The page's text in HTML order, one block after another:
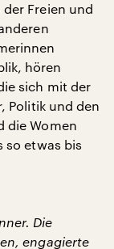
Freien und
hören
sich mit der
Politik und den
die Women
so etwas bis
Die
engagierte